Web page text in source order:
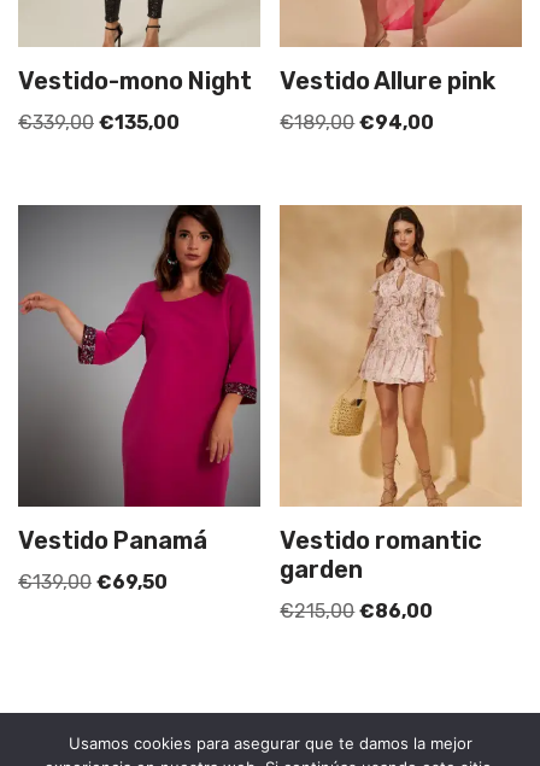
Vestido-mono Night
€339,00 €135,00
Vestido Allure pink
€189,00 €94,00
Vestido Panamá
€139,00 €69,50
Vestido romantic
garden
€215,00 €86,00
Usamos cookies para asegurar que te damos la mejor